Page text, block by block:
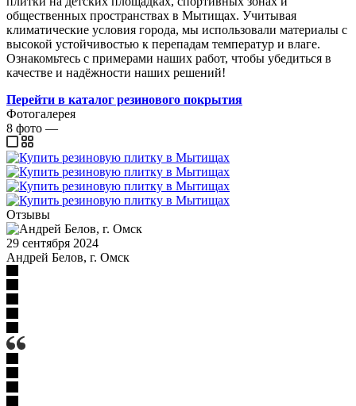
общественных пространствах в Мытищах. Учитывая
климатические условия города, мы использовали материалы с
высокой устойчивостью к перепадам температур и влаге.
Ознакомьтесь с примерами наших работ, чтобы убедиться в
качестве и надёжности наших решений!
Перейти в каталог резинового покрытия
Фотогалерея
8 фото —
Отзывы
29 сентября 2024
Андрей Белов, г. Омск